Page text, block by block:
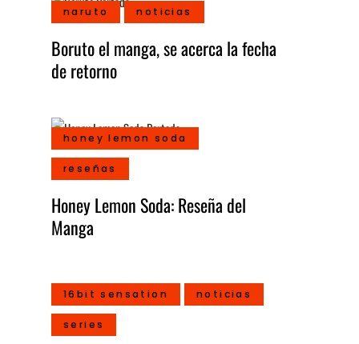
naruto noticias
Boruto el manga, se acerca la fecha
de retorno
honey lemon soda
reseñas
Honey Lemon Soda: Reseña del
Manga
16bit sensation noticias
series